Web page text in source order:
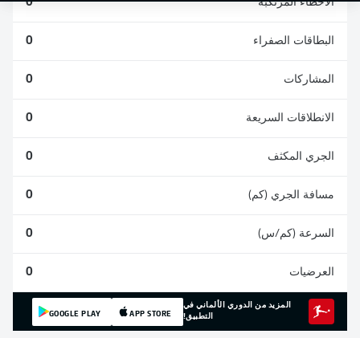
الأخطاء المرتكبة 0
البطاقات الصفراء 0
المشاركات 0
الانطلاقات السريعة 0
الجري المكثف 0
مسافة الجري (كم) 0
السرعة (كم/س) 0
العرضيات 0
المزيد من الدوري الألماني في
التطبيق!
APP STORE
GOOGLE PLAY